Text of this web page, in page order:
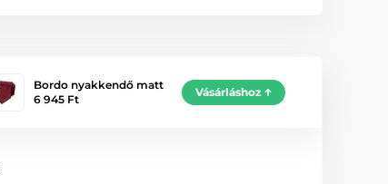
Bordo nyakkendő matt
6 945 Ft
Vásárláshoz